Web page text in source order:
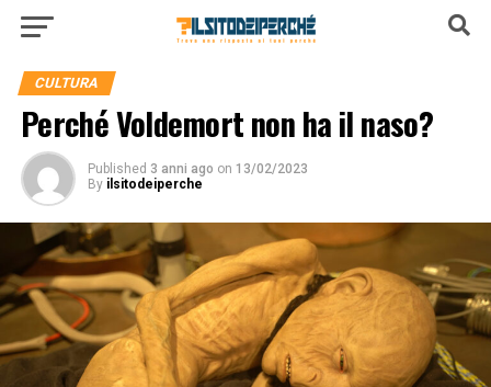
CULTURA
Perché Voldemort non ha il naso?
Published 3 anni ago on 13/02/2023
By ilsitodeiperche